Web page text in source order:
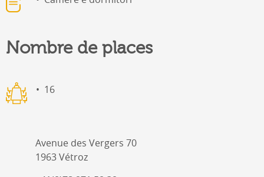
Nombre de places
16
Avenue des Vergers 70
1963 Vétroz